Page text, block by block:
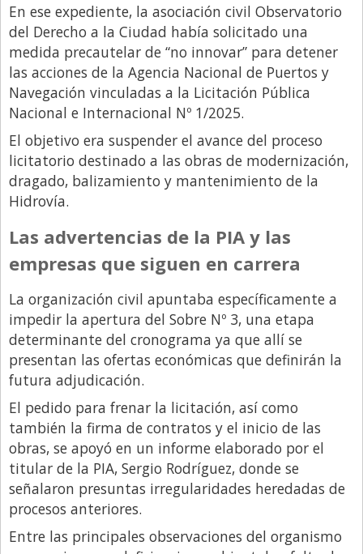
En ese expediente, la asociación civil Observatorio
del Derecho a la Ciudad había solicitado una
medida precautelar de “no innovar” para detener
las acciones de la Agencia Nacional de Puertos y
Navegación vinculadas a la Licitación Pública
Nacional e Internacional Nº 1/2025.
El objetivo era suspender el avance del proceso
licitatorio destinado a las obras de modernización,
dragado, balizamiento y mantenimiento de la
Hidrovía.
Las advertencias de la PIA y las
empresas que siguen en carrera
La organización civil apuntaba específicamente a
impedir la apertura del Sobre Nº 3, una etapa
determinante del cronograma ya que allí se
presentan las ofertas económicas que definirán la
futura adjudicación.
El pedido para frenar la licitación, así como
también la firma de contratos y el inicio de las
obras, se apoyó en un informe elaborado por el
titular de la PIA, Sergio Rodríguez, donde se
señalaron presuntas irregularidades heredadas de
procesos anteriores.
Entre las principales observaciones del organismo